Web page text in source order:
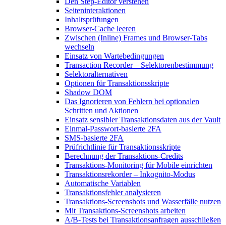
Seiteninteraktionen
Inhaltsprüfungen
Browser-Cache leeren
Zwischen (Inline) Frames und Browser-Tabs
wechseln
Einsatz von Wartebedingungen
Transaction Recorder – Selektorenbestimmung
Selektoralternativen
Optionen für Transaktionsskripte
Shadow DOM
Das Ignorieren von Fehlern bei optionalen
Schritten und Aktionen
Einsatz sensibler Transaktionsdaten aus der Vault
Einmal-Passwort-basierte 2FA
SMS-basierte 2FA
Prüfrichtlinie für Transaktionsskripte
Berechnung der Transaktions-Credits
Transaktions-Monitoring für Mobile einrichten
Transaktionsrekorder – Inkognito-Modus
Automatische Variablen
Transaktionsfehler analysieren
Transaktions-Screenshots und Wasserfälle nutzen
Mit Transaktions-Screenshots arbeiten
A/B-Tests bei Transaktionsanfragen ausschließen